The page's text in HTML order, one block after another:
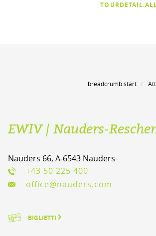
breadcrumb.start
EWIV | Nauders-
Nauders 66, A-6543 Nauders
+43 50 225 400
office@nauders.com
BIGLIETTI